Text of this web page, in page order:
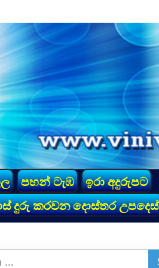
පහන් ටැඹ
ඉරා අදුරුපට
දුරු කරවන දොස්තර උපදෙස්